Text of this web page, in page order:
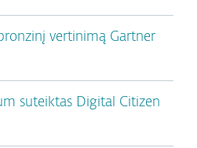
vertinimą Gartner
suteiktas Digital Citizen